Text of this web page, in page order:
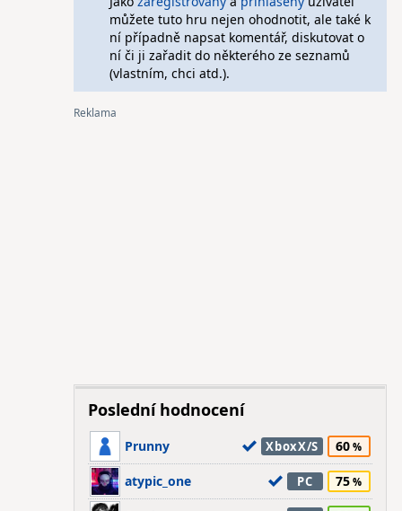
můžete tuto hru nejen ohodnotit, ale také k
ní případně napsat komentář, diskutovat o
ní či ji zařadit do některého ze seznamů
(vlastním, chci atd.).
Poslední hodnocení
Prunny XboxX/S 60
atypic_one PC 75